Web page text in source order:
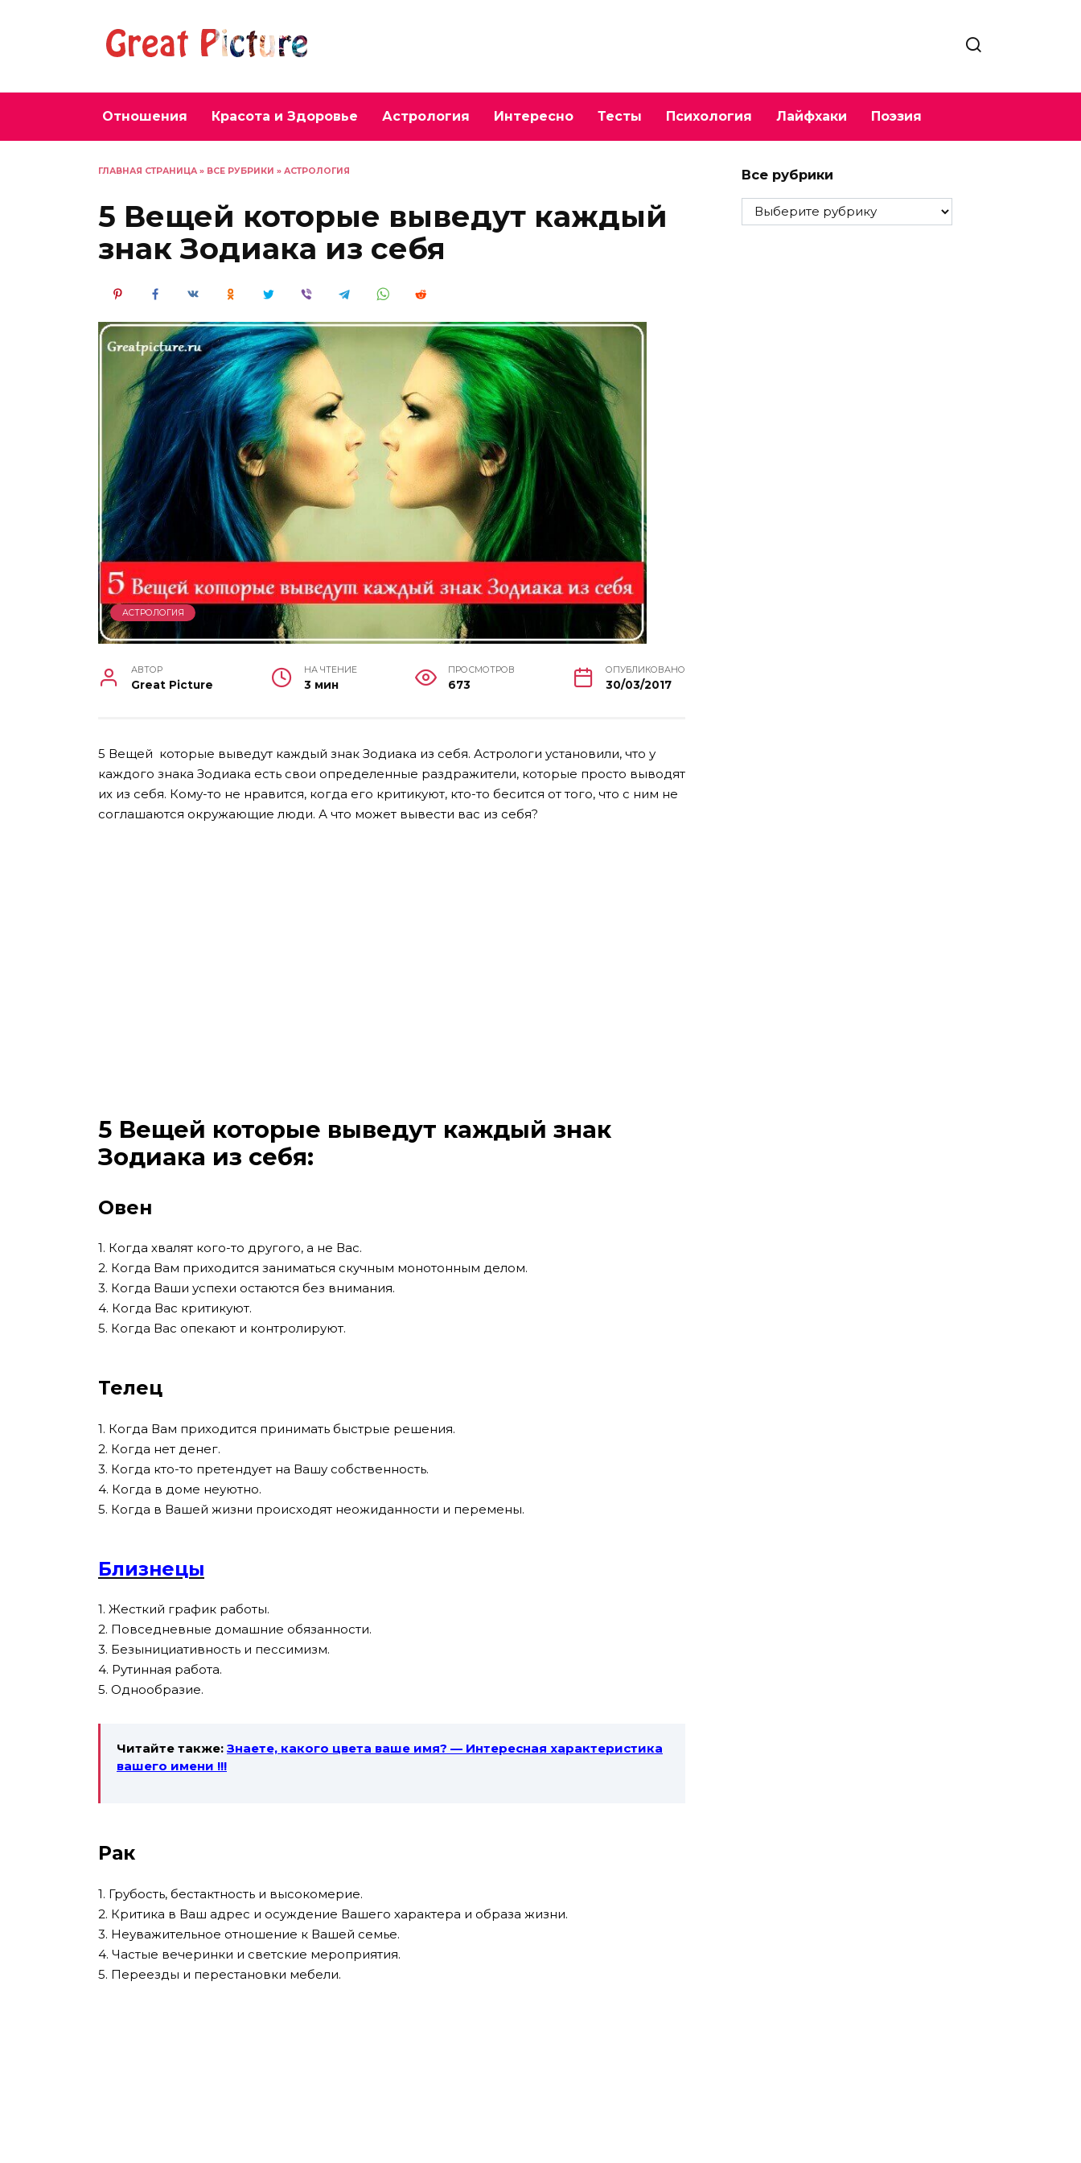
Отношения Красота и Здоровье Астрология Интересно Тесты Психология Лайфхаки Поэзия
ГЛАВНАЯ СТРАНИЦА » ВСЕ РУБРИКИ » АСТРОЛОГИЯ
5 Вещей которые выведут каждый
знак Зодиака из себя
АСТРОЛОГИЯ
АВТОР
Great Picture
НА ЧТЕНИЕ
3 мин
ПРОСМОТРОВ
673
ОПУБЛИКОВАНО
30/03/2017
5 Вещей которые выведут каждый знак Зодиака из себя. Астрологи установили, что у
каждого знака Зодиака есть свои определенные раздражители, которые просто выводят
их из себя. Кому-то не нравится, когда его критикуют, кто-то бесится от того, что с ним не
соглашаются окружающие люди. А что может вывести вас из себя?
5 Вещей которые выведут каждый знак
Зодиака из себя:
Овен
1. Когда хвалят кого-то другого, а не Вас.
2. Когда Вам приходится заниматься скучным монотонным делом.
3. Когда Ваши успехи остаются без внимания.
4. Когда Вас критикуют.
5. Когда Вас опекают и контролируют.
Телец
1. Когда Вам приходится принимать быстрые решения.
2. Когда нет денег.
3. Когда кто-то претендует на Вашу собственность.
4. Когда в доме неуютно.
5. Когда в Вашей жизни происходят неожиданности и перемены.
Близнецы
1. Жесткий график работы.
2. Повседневные домашние обязанности.
3. Безынициативность и пессимизм.
4. Рутинная работа.
5. Однообразие.
Читайте также: Знаете, какого цвета ваше имя? — Интересная характеристика
вашего имени !!!
Рак
1. Грубость, бестактность и высокомерие.
2. Критика в Ваш адрес и осуждение Вашего характера и образа жизни.
3. Неуважительное отношение к Вашей семье.
4. Частые вечеринки и светские мероприятия.
5. Переезды и перестановки мебели.
Все рубрики
Все
рубрики